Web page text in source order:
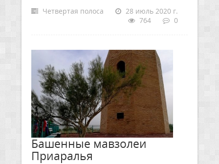
Четвертая полоса
28 июль 2020 г.
764
0
Башенные мавзолеи
Приаралья